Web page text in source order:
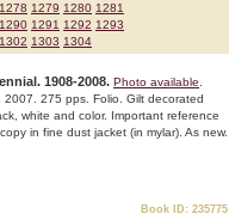
1278 1279 1280 1281
1290 1291 1292 1293
1302 1303 1304
1908-2008. Photo available
2007. 275 pps. Folio. Gilt decorated
white and color. Important reference
in fine dust jacket (in mylar). As new.
Book ID: 235775